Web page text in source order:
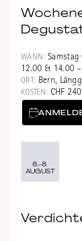
WANN:
12.00 & 14.00
ORT: Bern,
KOSTEN: CHF
6.-8.
AUGUST